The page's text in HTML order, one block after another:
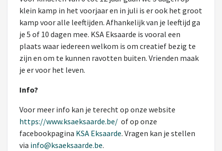
klein kamp in het voorjaar en in juli is er ook het groot
kamp voor alle leeftijden. Afhankelijk van je leeftijd ga
je 5 of 10 dagen mee. KSA Eksaarde is vooral een
plaats waar iedereen welkom is om creatief bezig te
zijn en om te kunnen ravotten buiten. Vrienden maak
je er voor het leven.
Info?
Voor meer info kan je terecht op onze website
https://www.ksaeksaarde.be/ of op onze
facebookpagina KSA Eksaarde. Vragen kan je stellen
via info@ksaeksaarde.be.